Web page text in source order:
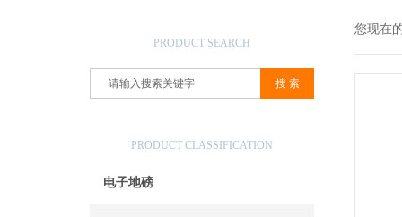
PRODUCT SEARCH
PRODUCT CLASSIFICATION
电子地磅
您现在